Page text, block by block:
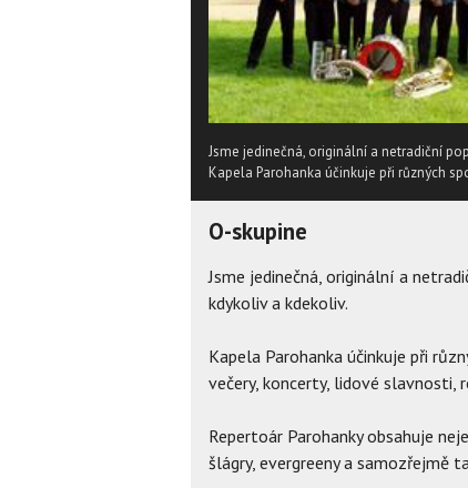
Jsme jedinečná, originální a netradiční
Kapela Parohanka účinkuje při různých
O-skupine
Jsme jedinečná, originální a
kdykoliv a kdekoliv.
Kapela Parohanka účinkuje při
večery, koncerty, lidové slavnosti,
Repertoár Parohanky obsahuje
šlágry, evergreeny a samozřejmě